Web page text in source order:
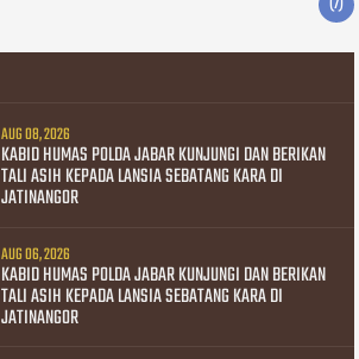
AUG 08, 2026
KABID HUMAS POLDA JABAR KUNJUNGI DAN BERIKAN
TALI ASIH KEPADA LANSIA SEBATANG KARA DI
JATINANGOR
AUG 06, 2026
KABID HUMAS POLDA JABAR KUNJUNGI DAN BERIKAN
TALI ASIH KEPADA LANSIA SEBATANG KARA DI
JATINANGOR